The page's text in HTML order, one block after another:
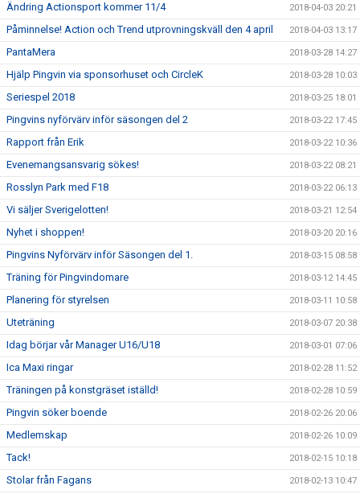
Ändring Actionsport kommer 11/4 2018-04-03 20:21
Påminnelse! Action och Trend utprovningskväll den 4 april 2018-04-03 13:17
PantaMera 2018-03-28 14:27
Hjälp Pingvin via sponsorhuset och CircleK 2018-03-28 10:03
Seriespel 2018 2018-03-25 18:01
Pingvins nyförvärv inför säsongen del 2 2018-03-22 17:45
Rapport från Erik 2018-03-22 10:36
Evenemangsansvarig sökes! 2018-03-22 08:21
Rosslyn Park med F18 2018-03-22 06:13
Vi säljer Sverigelotten! 2018-03-21 12:54
Nyhet i shoppen! 2018-03-20 20:16
Pingvins Nyförvärv inför Säsongen del 1. 2018-03-15 08:58
Träning för Pingvindomare 2018-03-12 14:45
Planering för styrelsen 2018-03-11 10:58
Uteträning 2018-03-07 20:38
Idag börjar vår Manager U16/U18 2018-03-01 07:06
Ica Maxi ringar 2018-02-28 11:52
Träningen på konstgräset iställd! 2018-02-28 10:59
Pingvin söker boende 2018-02-26 20:06
Medlemskap 2018-02-26 10:09
Tack! 2018-02-15 10:18
Stolar från Fagans 2018-02-13 10:47